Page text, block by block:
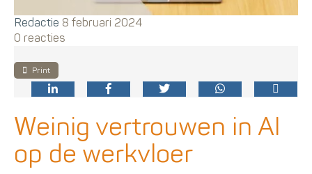
Redactie 8 februari 2024
0 reacties
Print
Weinig vertrouwen in AI
op de werkvloer